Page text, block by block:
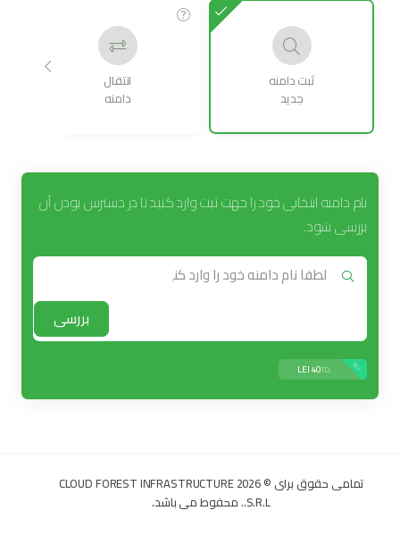
ثبت دامنه
جدید
انتقال
دامنه
نام دامنه انتخابی خود را جهت ثبت وارد کنید تا در دسترس بودن آن
بررسی شود.
بررسی
جدید .ro
40 LEI
تمامی حقوق برای © 2026 CLOUD FOREST INFRASTRUCTURE
S.R.L.. محفوط می باشد.